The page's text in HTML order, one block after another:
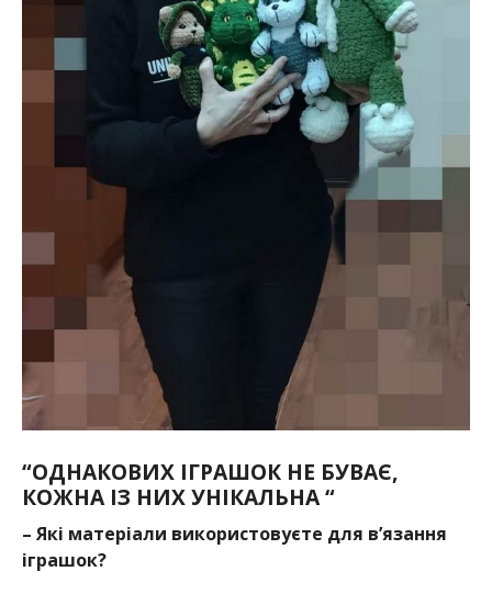
“ОДНАКОВИХ ІГРАШОК НЕ БУВАЄ,
КОЖНА ІЗ НИХ УНІКАЛЬНА “
– Які матеріали використовуєте для в’язання
іграшок?